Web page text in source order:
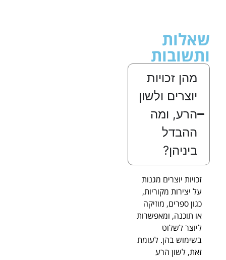
שאלות
ותשובות
מהן זכויות
יוצרים ולשון
הרע, ומה
ההבדל
ביניהן?
זכויות יוצרים מגנות
על יצירות מקוריות,
כגון ספרים, מוזיקה
או תוכנה, ומאפשרות
ליוצר לשלוט
בשימוש בהן. לעומת
זאת, לשון הרע